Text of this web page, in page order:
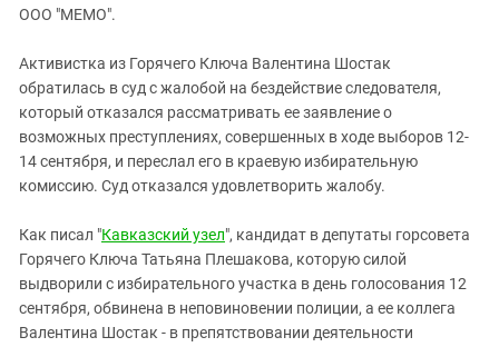
ИНАКОМЫСЛИЕ В ЧЕЧНЕ
ПРЕСЛЕДОВАНИЕ АКТИВИСТОВ
МОБИЛИЗАЦИЯ И ПРОТЕСТЫ
Дагестан
Кабардино-Балкария
Калмыкия
Карачаево-Черкесия
Краснодарский край
Нагорный Карабах
Российская Федерация
Ростовская область
Северная Осетия - Алания
ООО "МЕМО".
Активистка из Горячего Ключа Валентина Шостак
обратилась в суд с жалобой на бездействие следователя,
который отказался рассматривать ее заявление о
возможных преступлениях, совершенных в ходе выборов 12-
14 сентября, и переслал его в краевую избирательную
комиссию. Суд отказался удовлетворить жалобу.
Как писал "Кавказский узел", кандидат в депутаты горсовета
Горячего Ключа Татьяна Плешакова, которую силой
выдворили с избирательного участка в день голосования 12
сентября, обвинена в неповиновении полиции, а ее коллега
Валентина Шостак - в препятствовании деятельности